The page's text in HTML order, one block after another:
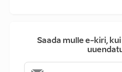
Saada mulle e-kiri,